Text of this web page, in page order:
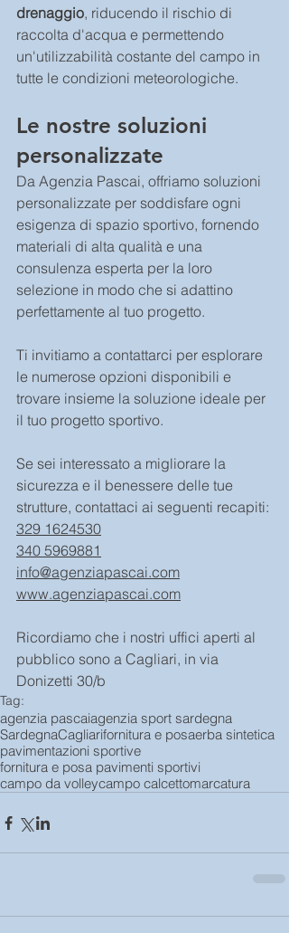
drenaggio, riducendo il rischio di
raccolta d'acqua e permettendo
un'utilizzabilità costante del campo in
tutte le condizioni meteorologiche.
Le nostre soluzioni
personalizzate
Da Agenzia Pascai, offriamo soluzioni
personalizzate per soddisfare ogni
esigenza di spazio sportivo, fornendo
materiali di alta qualità e una
consulenza esperta per la loro
selezione in modo che si adattino
perfettamente al tuo progetto.
Ti invitiamo a contattarci per esplorare
le numerose opzioni disponibili e
trovare insieme la soluzione ideale per
il tuo progetto sportivo.
Se sei interessato a migliorare la
sicurezza e il benessere delle tue
strutture, contattaci ai seguenti recapiti:
329 1624530
340 5969881
info@agenziapascai.com
www.agenziapascai.com
Ricordiamo che i nostri uffici aperti al
pubblico sono a Cagliari, in via
Donizetti 30/b
Tag:
agenzia pascaiagenzia sport sardegna
SardegnaCagliarifornitura e posaerba sintetica
pavimentazioni sportive
fornitura e posa pavimenti sportivi
campo da volleycampo calcettomarcatura